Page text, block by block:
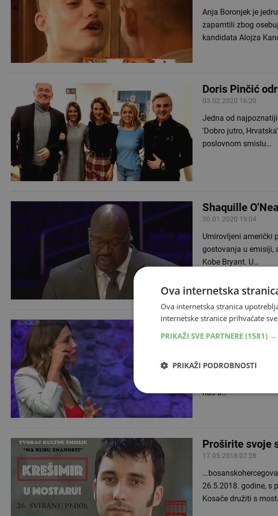
Anja Boronjek je
zapamtili zbog
kandidata Alojza
Doris Pinčić
03.02.2020 16:20
Jedna od
'Dobro jutro,
poslovnom smislu…
Shaquille
30.01.2020 19:04
Umirovljeni američki
gostovanja u emisiji,
Kobe Bryant. U…
Marijana
kontrolirati
Uoči finala Života na
nas u…
Proširite svoje
17.05.2018 07:28
26.5.2018. godine, s
Kosače družiti s
Ova internetska
Ova internetska stranica
internetske stranice prihvaćate
PRIKAŽI SVE PARTNERE (1581) →
PRIKAŽI PODROBNOSTI